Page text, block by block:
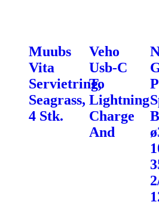
Muubs
Vita
Servietring,
Seagrass,
4 Stk.
Veho
Usb-C
To
Lightning
Charge
And